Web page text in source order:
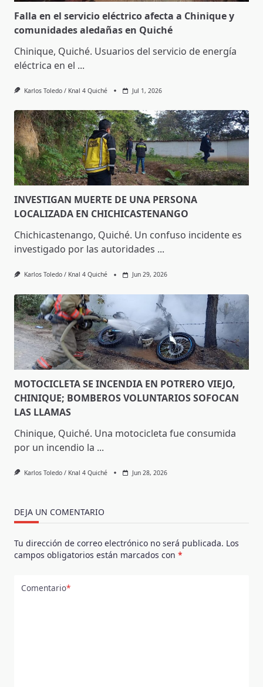
Falla en el servicio eléctrico afecta a Chinique y
comunidades aledañas en Quiché
Chinique, Quiché. Usuarios del servicio de energía
eléctrica en el ...
Karlos Toledo / Knal 4 Quiché Jul 1, 2026
INVESTIGAN MUERTE DE UNA PERSONA
LOCALIZADA EN CHICHICASTENANGO
Chichicastenango, Quiché. Un confuso incidente es
investigado por las autoridades ...
Karlos Toledo / Knal 4 Quiché Jun 29, 2026
MOTOCICLETA SE INCENDIA EN POTRERO VIEJO,
CHINIQUE; BOMBEROS VOLUNTARIOS SOFOCAN
LAS LLAMAS
Chinique, Quiché. Una motocicleta fue consumida
por un incendio la ...
Karlos Toledo / Knal 4 Quiché Jun 28, 2026
DEJA UN COMENTARIO
Tu dirección de correo electrónico no será publicada. Los
campos obligatorios están marcados con *
Comentario*